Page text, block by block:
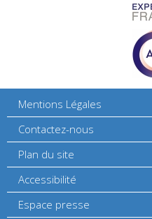
Mentions Légales
Contactez-nous
Plan du site
Accessibilité
Espace presse